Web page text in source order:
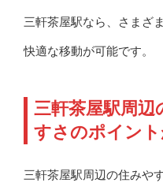
三軒茶屋駅なら、さまざ
快適な移動が可能です。
三軒茶屋駅周辺
すさのポイン
三軒茶屋駅周辺の住みや